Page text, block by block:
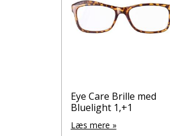
Eye Care Brille med
Bluelight 1,+1
Læs mere »